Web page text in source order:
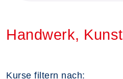
Handwerk,
Kurse filtern nach: